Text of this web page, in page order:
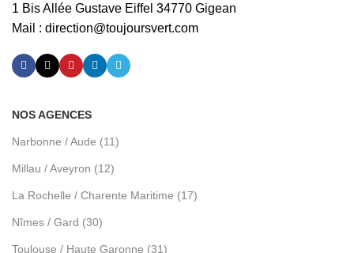
1 Bis Allée Gustave Eiffel 34770 Gigean
Mail : direction@toujoursvert.com
NOS AGENCES
Narbonne / Aude (11)
Millau / Aveyron (12)
La Rochelle / Charente Maritime (17)
Nîmes / Gard (30)
Toulouse / Haute Garonne (31)